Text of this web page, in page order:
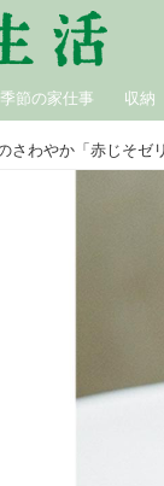
季節の家仕事 収納